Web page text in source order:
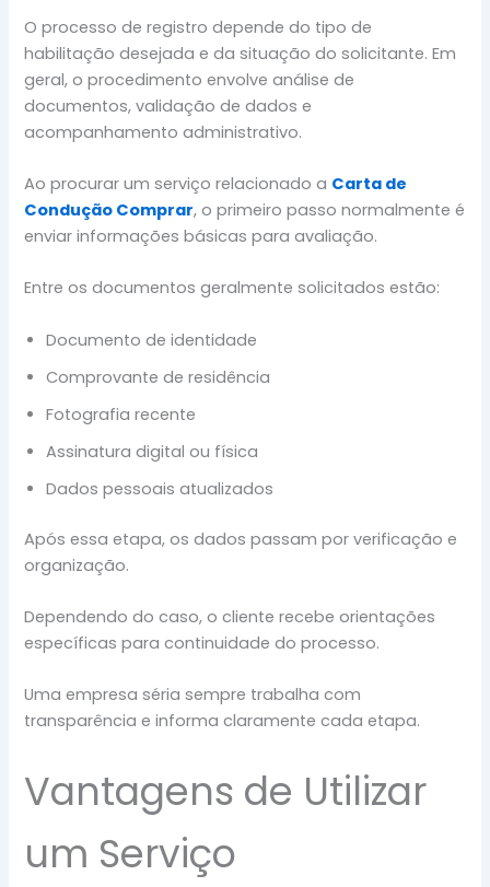
O processo de registro depende do tipo de
habilitação desejada e da situação do solicitante. Em
geral, o procedimento envolve análise de
documentos, validação de dados e
acompanhamento administrativo.
Ao procurar um serviço relacionado a Carta de
Condução Comprar, o primeiro passo normalmente é
enviar informações básicas para avaliação.
Entre os documentos geralmente solicitados estão:
Documento de identidade
Comprovante de residência
Fotografia recente
Assinatura digital ou física
Dados pessoais atualizados
Após essa etapa, os dados passam por verificação e
organização.
Dependendo do caso, o cliente recebe orientações
específicas para continuidade do processo.
Uma empresa séria sempre trabalha com
transparência e informa claramente cada etapa.
Vantagens de Utilizar
um Serviço